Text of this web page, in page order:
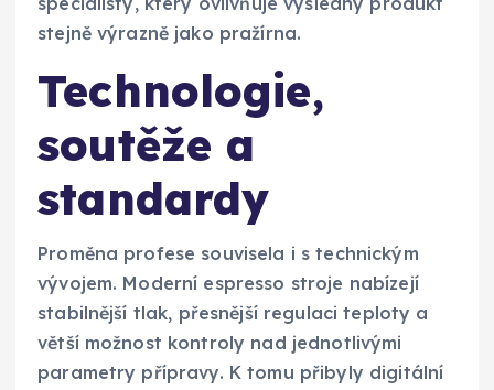
stejně výrazně jako pražírna.
Technologie,
soutěže a
standardy
Proměna profese souvisela i s technickým
vývojem. Moderní espresso stroje nabízejí
stabilnější tlak, přesnější regulaci teploty a
větší možnost kontroly nad jednotlivými
parametry přípravy. K tomu přibyly digitální